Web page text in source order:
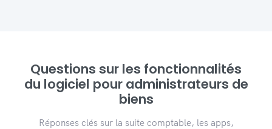
Questions sur les fonctionnalités
du logiciel pour administrateurs de
biens
Réponses clés sur la suite comptable, les apps,